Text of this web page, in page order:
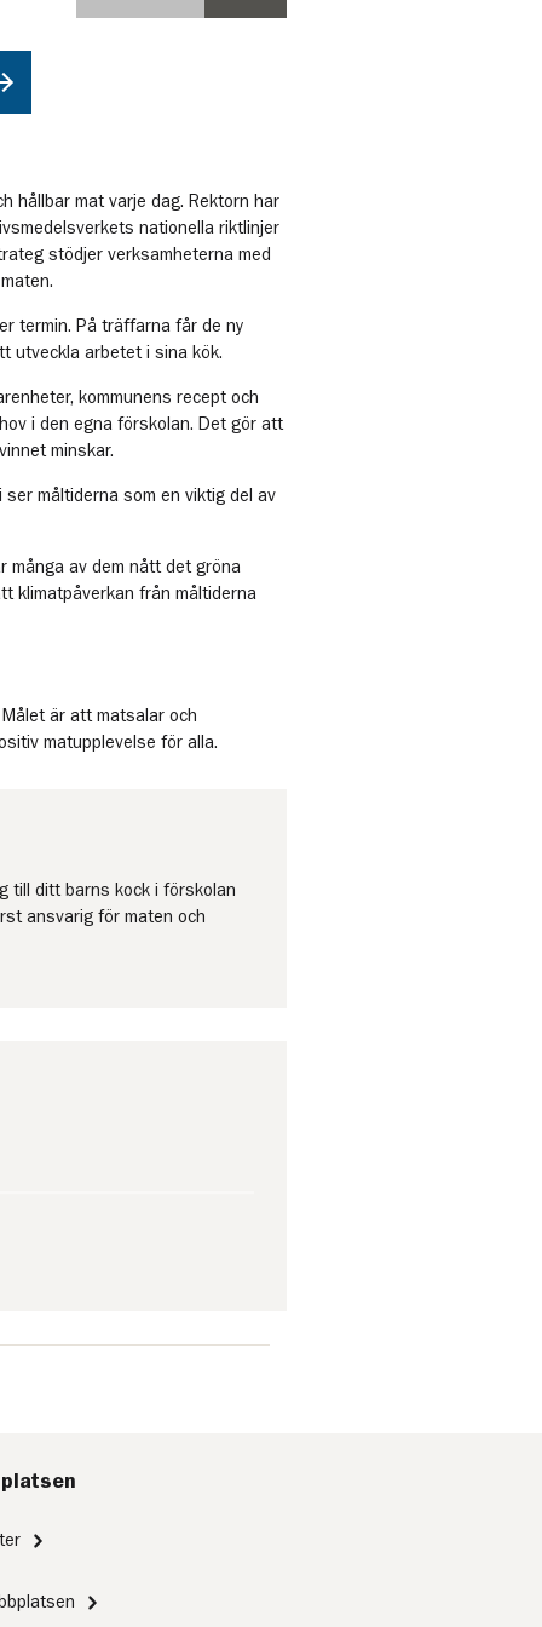
hållbar mat varje dag. Rektorn har
nationella riktlinjer
stödjer verksamheterna med
termin. På träffarna får de ny
utveckla arbetet i sina kök.
kommunens recept och
i den egna förskolan. Det gör att
minskar.
måltiderna som en viktig del av
många av dem nått det gröna
klimatpåverkan från måltiderna
är att matsalar och
matupplevelse för alla.
till ditt barns kock i förskolan
ansvarig för maten och